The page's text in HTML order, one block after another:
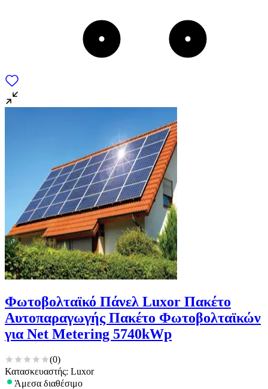
Φωτοβολταϊκό Πάνελ Luxor Πακέτο
Αυτοπαραγωγής Πακέτο Φωτοβολταϊκών
για Net Metering 5740kWp
(0)
Κατασκευαστής: Luxor
Άμεσα διαθέσιμο